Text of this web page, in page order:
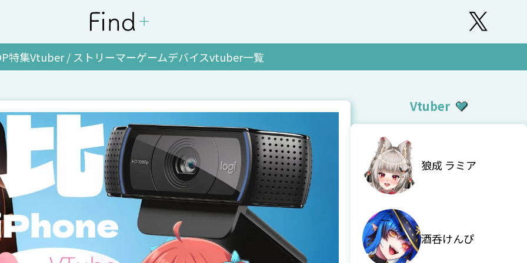
特集Vtuber / ストリーマーゲームデバイスvtuber一覧
Vtuber
狼成 ラミア
酒呑けんぴ